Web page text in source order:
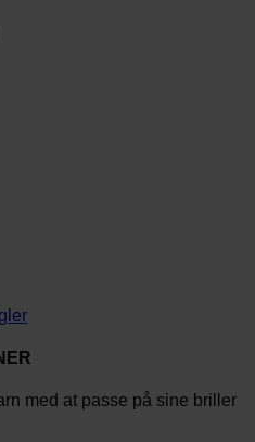
med at passe på sine briller